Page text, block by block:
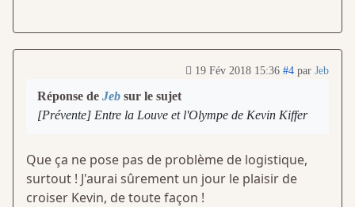
19 Fév 2018 15:36 #4 par Jeb
Réponse de Jeb sur le sujet
[Prévente] Entre la Louve et l'Olympe de Kevin Kiffer
Que ça ne pose pas de problème de logistique,
surtout ! J'aurai sûrement un jour le plaisir de
croiser Kevin, de toute façon !